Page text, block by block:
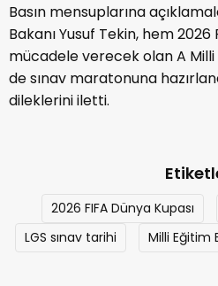
Basın mensuplarına
Bakanı Yusuf Tekin, hem 2026
mücadele verecek olan A Milli
de sınav maratonuna
dileklerini iletti.
2026 FIFA Dünya Kupası
LGS sınav tarihi
Milli Eğitim